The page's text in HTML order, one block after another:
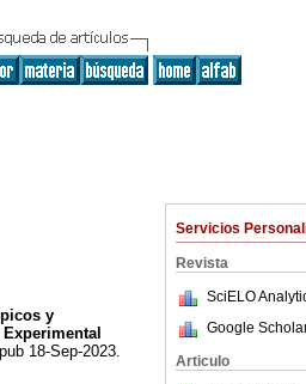
Servicios
Revista
SciELO
Google
Articulo
y
18-Sep-2023.